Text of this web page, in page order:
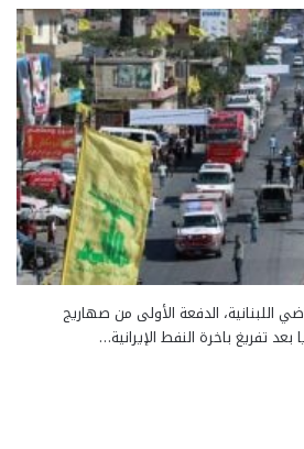
اللبنانية، الدفعة الأولى من صهاريج
بعد تفريغ باخرة النفط الإيرانية…